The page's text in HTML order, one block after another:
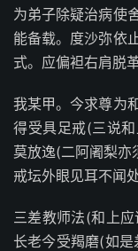
为弟子除疑治病使
能备载。度沙弥依
式。应偏袒右肩脱
我某甲。今求尊为
得受具足戒(三说
莫放逸(二阿阇梨亦
戒坛外眼见耳不闻
三差教师法(和上
长老今受羯磨(如